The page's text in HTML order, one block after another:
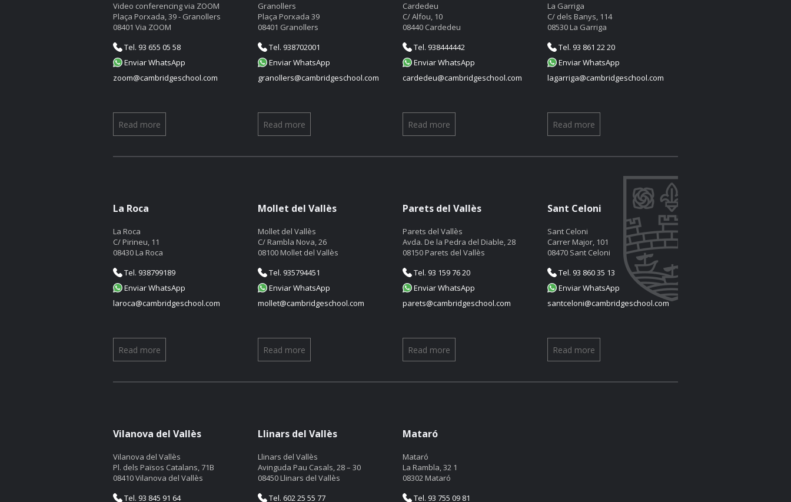
Video conferencing via ZOOM
Plaça Porxada, 39 - Granollers
08401 Via ZOOM
Tel. 93 655 05 58
Enviar WhatsApp
zoom@cambridgeschool.com
Read more
Granollers
Plaça Porxada 39
08401 Granollers
Tel. 938702001
Enviar WhatsApp
granollers@cambridgeschool.com
Read more
Cardedeu
C/ Alfou, 10
08440 Cardedeu
Tel. 938444442
Enviar WhatsApp
cardedeu@cambridgeschool.com
Read more
La Garriga
C/ dels Banys, 114
08530 La Garriga
Tel. 93 861 22 20
Enviar WhatsApp
lagarriga@cambridgeschool.com
Read more
La Roca
La Roca
C/ Pirineu, 11
08430 La Roca
Tel. 938799189
Enviar WhatsApp
laroca@cambridgeschool.com
Read more
Mollet del Vallès
Mollet del Vallès
C/ Rambla Nova, 26
08100 Mollet del Vallès
Tel. 935794451
Enviar WhatsApp
mollet@cambridgeschool.com
Read more
Parets del Vallès
Parets del Vallès
Avda. De la Pedra del Diable, 28
08150 Parets del Vallès
Tel. 93 159 76 20
Enviar WhatsApp
parets@cambridgeschool.com
Read more
Sant Celoni
Sant Celoni
Carrer Major, 101
08470 Sant Celoni
Tel. 93 860 35 13
Enviar WhatsApp
santceloni@cambridgeschool.com
Read more
Vilanova del Vallès
Vilanova del Vallès
Pl. dels Països Catalans, 71B
08410 Vilanova del Vallès
Tel. 93 845 91 64
Llinars del Vallès
Llinars del Vallès
Avinguda Pau Casals, 28 – 30
08450 Llinars del Vallès
Tel. 602 25 55 77
Mataró
Mataró
La Rambla, 32 1
08302 Mataró
Tel. 93 755 09 81